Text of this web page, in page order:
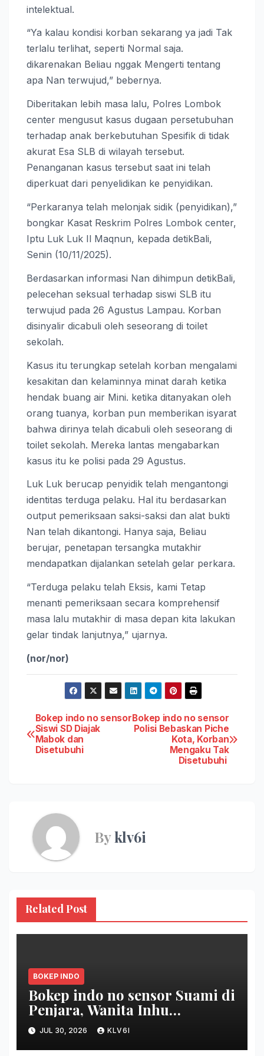
intelektual.
“Ya kalau kondisi korban sekarang ya jadi Tak
terlalu terlihat, seperti Normal saja.
dikarenakan Beliau nggak Mengerti tentang
apa Nan terwujud,” bebernya.
Diberitakan lebih masa lalu, Polres Lombok
center mengusut kasus dugaan persetubuhan
terhadap anak berkebutuhan Spesifik di tidak
akurat Esa SLB di wilayah tersebut.
Penanganan kasus tersebut saat ini telah
diperkuat dari penyelidikan ke penyidikan.
“Perkaranya telah melonjak sidik (penyidikan),”
bongkar Kasat Reskrim Polres Lombok center,
Iptu Luk Luk Il Maqnun, kepada detikBali,
Senin (10/11/2025).
Berdasarkan informasi Nan dihimpun detikBali,
pelecehan seksual terhadap siswi SLB itu
terwujud pada 26 Agustus Lampau. Korban
disinyalir dicabuli oleh seseorang di toilet
sekolah.
Kasus itu terungkap setelah korban mengalami
kesakitan dan kelaminnya minat darah ketika
hendak buang air Mini. ketika ditanyakan oleh
orang tuanya, korban pun memberikan isyarat
bahwa dirinya telah dicabuli oleh seseorang di
toilet sekolah. Mereka lantas mengabarkan
kasus itu ke polisi pada 29 Agustus.
Luk Luk berucap penyidik telah mengantongi
identitas terduga pelaku. Hal itu berdasarkan
output pemeriksaan saksi-saksi dan alat bukti
Nan telah dikantongi. Hanya saja, Beliau
berujar, penetapan tersangka mutakhir
mendapatkan dijalankan setelah gelar perkara.
“Terduga pelaku telah Eksis, kami Tetap
menanti pemeriksaan secara komprehensif
masa lalu mutakhir di masa depan kita lakukan
gelar tindak lanjutnya,” ujarnya.
(nor/nor)
Post
navigation
Bokep indo no sensor
Polisi Bebaskan Piche
Kota, Korban
Mengaku Tak
Disetubuhi
Bokep indo no sensor
Siswi SD Diajak
Mabok dan
Disetubuhi
Byklv6i
Related Post
BOKEP INDO
Bokep indo no sensor Suami di
Penjara, Wanita Inhu
Disetubuhi Dukun berdua
Modus Nikah Batin
JUL 30, 2026 KLV6I